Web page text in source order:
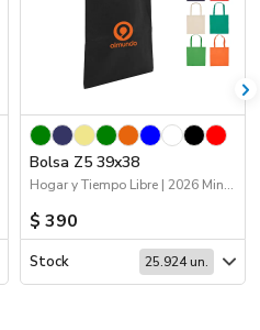
Bolsa Z5 39x38
Hogar y Tiempo Libre | 2026 Minería | Bolsas y Tote Bags
$ 390
Stock 25.924 un.